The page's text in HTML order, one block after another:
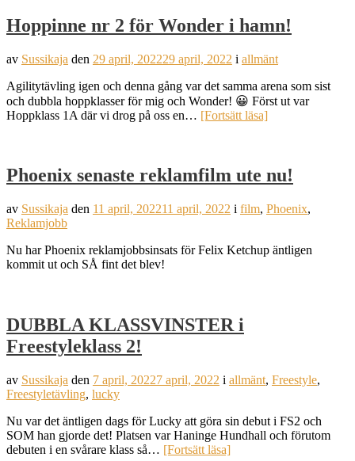
Hoppinne nr 2 för Wonder i hamn!
av Sussikaja den 29 april, 202229 april, 2022 i allmänt
Agilitytävling igen och denna gång var det samma arena som sist
och dubbla hoppklasser för mig och Wonder! 😀 Först ut var
Hoppklass 1A där vi drog på oss en… [Fortsätt läsa]
Phoenix senaste reklamfilm ute nu!
av Sussikaja den 11 april, 202211 april, 2022 i film, Phoenix,
Reklamjobb
Nu har Phoenix reklamjobbsinsats för Felix Ketchup äntligen
kommit ut och SÅ fint det blev!
DUBBLA KLASSVINSTER i
Freestyleklass 2!
av Sussikaja den 7 april, 20227 april, 2022 i allmänt, Freestyle,
Freestyletävling, lucky
Nu var det äntligen dags för Lucky att göra sin debut i FS2 och
SOM han gjorde det! Platsen var Haninge Hundhall och förutom
debuten i en svårare klass så… [Fortsätt läsa]